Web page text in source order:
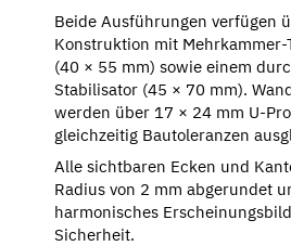
Beide Ausführungen verfügen
Konstruktion mit Mehrkammer-
(40 × 55 mm) sowie einem
Stabilisator (45 × 70 mm).
werden über 17 × 24 mm U-
gleichzeitig Bautoleranzen
Alle sichtbaren Ecken und
Radius von 2 mm abgerundet
harmonisches
Sicherheit.